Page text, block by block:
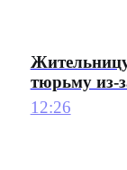
тюрьму из-
12:26